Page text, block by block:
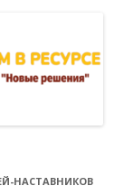
НАСТАВНИКОВ